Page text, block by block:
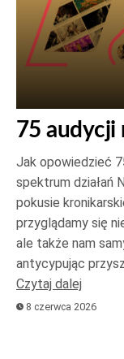
75 audycji
Jak opowiedzieć
spektrum działań
pokusie
przyglądamy się
ale także nam
antycypując
Czytaj dalej
8 czerwca 2026